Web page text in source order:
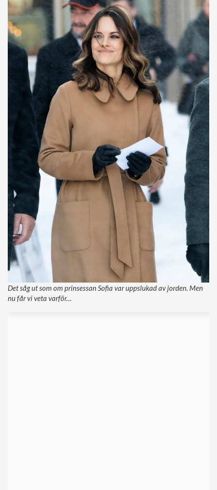
Det såg ut som om prinsessan Sofia var uppslukad av jorden. Men
nu får vi veta varför…